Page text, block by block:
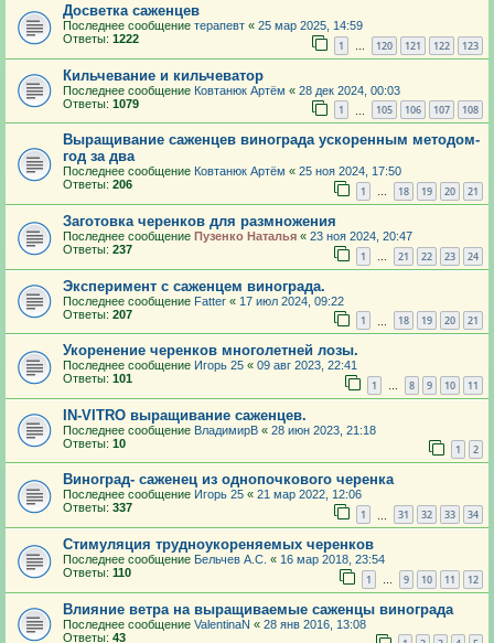
Досветка саженцев
Последнее сообщение терапевт « 25 мар 2025, 14:59
Ответы: 1222 1 … 120 121 122 123
Кильчевание и кильчеватор
Последнее сообщение Ковтанюк Артём « 28 дек 2024, 00:03
Ответы: 1079 1 105 106 107 108
Выращивание саженцев винограда ускоренным методом-
год за два
Последнее сообщение Ковтанюк Артём « 25 ноя 2024, 17:50
Ответы: 206 1 … 18 19 20 21
Заготовка черенков для размножения
Последнее сообщение Пузенко Наталья « 23 ноя 2024, 20:47
Ответы: 237 1 21 22 23 24
Эксперимент с саженцем винограда.
Последнее сообщение Fatter « 17 июл 2024, 09:22
Ответы: 207 1 18 19 20 21
Укоренение черенков многолетней лозы.
Последнее сообщение Игорь 25 « 09 авг 2023, 22:41
Ответы: 101 1 … 8 9 10 11
IN-VITRO выращивание саженцев.
Последнее сообщение ВладимирВ « 28 июн 2023, 21:18
Ответы: 10 1 2
Виноград- саженец из однопочкового черенка
Последнее сообщение Игорь 25 « 21 мар 2022, 12:06
Ответы: 337 1 31 32 33 34
Стимуляция трудноукореняемых черенков
Последнее сообщение Бельчев А.С. « 16 мар 2018, 23:54
Ответы: 110 1 … 9 10 11 12
Влияние ветра на выращиваемые саженцы винограда
Последнее сообщение ValentinaN « 28 янв 2016, 13:08
Ответы: 43